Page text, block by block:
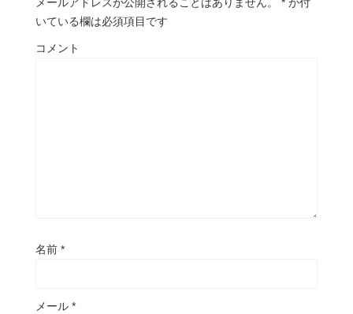
いている欄は必須項目です
コメント
名前 *
メール *